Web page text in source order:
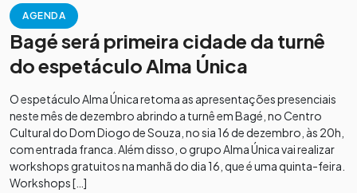
AGENDA
Bagé será primeira cidade da turnê
do espetáculo Alma Única
O espetáculo Alma Única retoma as apresentações presenciais
neste mês de dezembro abrindo a turnê em Bagé, no Centro
Cultural do Dom Diogo de Souza, no sia 16 de dezembro, às 20h,
com entrada franca. Além disso, o grupo Alma Única vai realizar
workshops gratuitos na manhã do dia 16, que é uma quinta-feira.
Workshops […]